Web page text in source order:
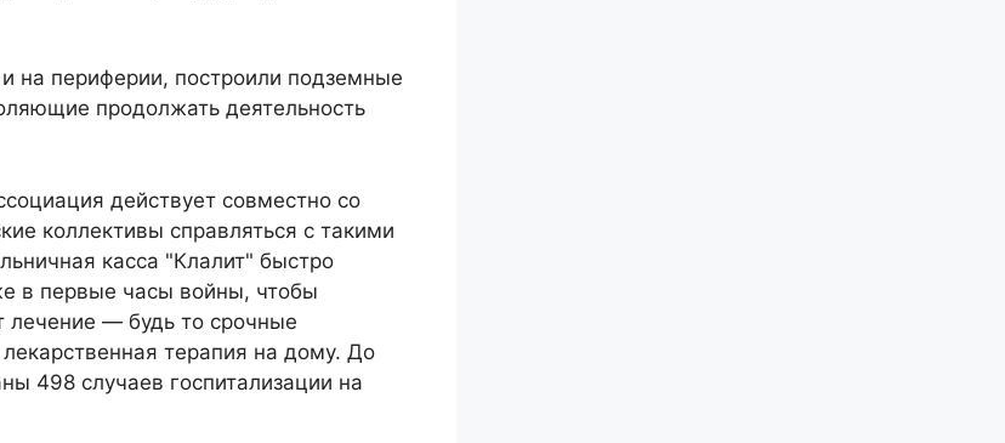
на периферии, построили подземные
продолжать деятельность
действует совместно со
коллективы справляться с такими
касса "Клалит" быстро
в первые часы войны, чтобы
лечение — будь то срочные
терапия на дому. До
498 случаев госпитализации на